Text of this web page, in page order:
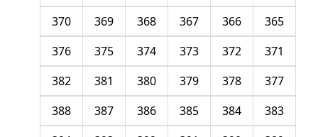
365
366
367
368
369
370
371
372
373
374
375
376
377
378
379
380
381
382
383
384
385
386
387
388